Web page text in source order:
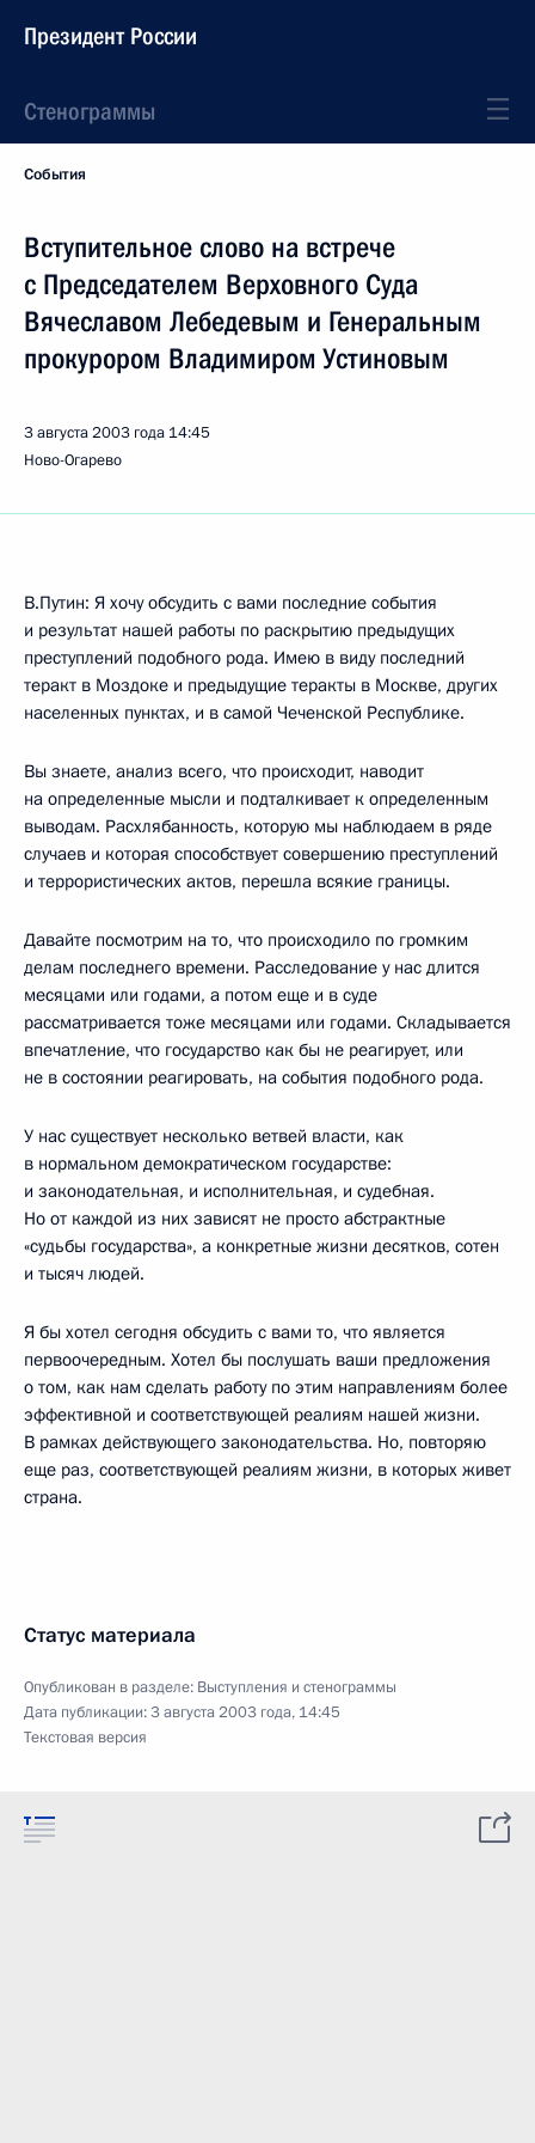
Президент России
Стенограммы
События
Вступительное слово на встрече
с Председателем Верховного Суда
Вячеславом Лебедевым и Генеральным
прокурором Владимиром Устиновым
3 августа 2003 года 14:45
Ново-Огарево
В.Путин: Я хочу обсудить с вами последние события
и результат нашей работы по раскрытию предыдущих
преступлений подобного рода. Имею в виду последний
теракт в Моздоке и предыдущие теракты в Москве, других
населенных пунктах, и в самой Чеченской Республике.
Вы знаете, анализ всего, что происходит, наводит
на определенные мысли и подталкивает к определенным
выводам. Расхлябанность, которую мы наблюдаем в ряде
случаев и которая способствует совершению преступлений
и террористических актов, перешла всякие границы.
Давайте посмотрим на то, что происходило по громким
делам последнего времени. Расследование у нас длится
месяцами или годами, а потом еще и в суде
рассматривается тоже месяцами или годами. Складывается
впечатление, что государство как бы не реагирует, или
не в состоянии реагировать, на события подобного рода.
У нас существует несколько ветвей власти, как
в нормальном демократическом государстве:
и законодательная, и исполнительная, и судебная.
Но от каждой из них зависят не просто абстрактные
«судьбы государства», а конкретные жизни десятков, сотен
и тысяч людей.
Я бы хотел сегодня обсудить с вами то, что является
первоочередным. Хотел бы послушать ваши предложения
о том, как нам сделать работу по этим направлениям более
эффективной и соответствующей реалиям нашей жизни.
В рамках действующего законодательства. Но, повторяю
еще раз, соответствующей реалиям жизни, в которых живет
страна.
Статус материала
Опубликован в разделе: Выступления и стенограммы
Дата публикации:3 августа 2003 года, 14:45
Текстовая версия